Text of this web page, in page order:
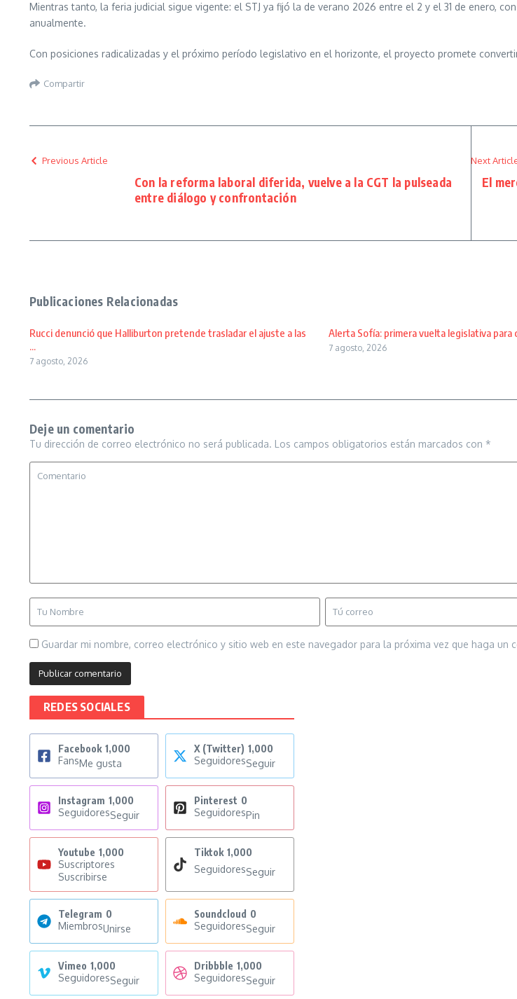
Mientras tanto, la feria judicial sigue vigente: el STJ ya fijó la de verano 2026 entre el 2 y el 31 de enero,
anualmente.
Con posiciones radicalizadas y el próximo período legislativo en el horizonte, el proyecto promete
Compartir
Previous Article
Con la reforma laboral diferida, vuelve a la CGT la pulseada
entre diálogo y confrontación
Next
El
Publicaciones Relacionadas
Rucci denunció que Halliburton pretende trasladar el ajuste a las
...
7 agosto, 2026
Alerta Sofía: primera vuelta legislativa para
7 agosto, 2026
Deje un comentario
Tu dirección de correo electrónico no será publicada. Los campos obligatorios están marcados con *
Guardar mi nombre, correo electrónico y sitio web en este navegador para la próxima vez que haga un
REDES SOCIALES
Facebook 1,000
FansMe gusta
X (Twitter) 1,000
SeguidoresSeguir
Instagram 1,000
SeguidoresSeguir
Pinterest 0
SeguidoresPin
Youtube 1,000
Suscriptores
Suscribirse
Tiktok 1,000
SeguidoresSeguir
Telegram 0
MiembrosUnirse
Soundcloud 0
SeguidoresSeguir
Vimeo 1,000
SeguidoresSeguir
Dribbble 1,000
SeguidoresSeguir